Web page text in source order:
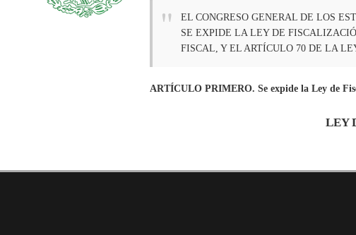
EL CONGRESO GENERAL DE LOS
SE EXPIDE LA LEY DE
FISCAL, Y EL ARTÍCULO 70 DE LA
ARTÍCULO PRIMERO. Se expide la Ley de
LEY